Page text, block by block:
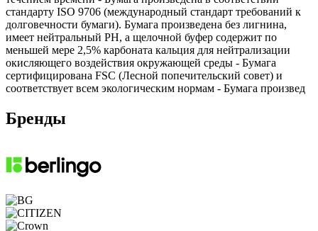
стандарту ISO 9706 (международный стандарт требований к
долговечности бумаги). Бумага произведена без лигнина,
имеет нейтральный PH, а щелочной буфер содержит по
меньшей мере 2,5% карбоната кальция для нейтрализации
окисляющего воздействия окружающей среды - Бумага
сертифицирована FSC (Лесной попечительский совет) и
соответствует всем экологическим нормам - Бумага произвед
Бренды